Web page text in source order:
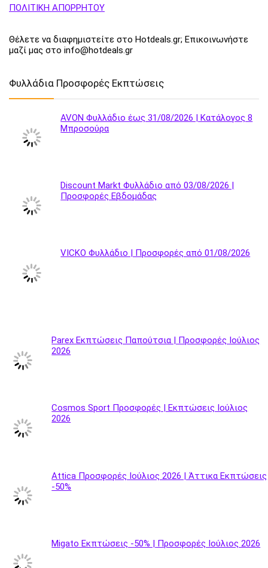
ΠΟΛΙΤΙΚΗ ΑΠΟΡΡΗΤΟΥ
Θέλετε να διαφημιστείτε στο Hotdeals.gr; Επικοινωνήστε
μαζί μας στο info@hotdeals.gr
Φυλλάδια Προσφορές Εκπτώσεις
AVON Φυλλάδιο έως 31/08/2026 | Κατάλογος 8
Μπροσούρα
Discount Markt Φυλλάδιο από 03/08/2026 |
Προσφορές Εβδομάδας
VICKO Φυλλάδιο | Προσφορές από 01/08/2026
Parex Εκπτώσεις Παπούτσια | Προσφορές Ιούλιος
2026
Cosmos Sport Προσφορές | Εκπτώσεις Ιούλιος
2026
Attica Προσφορές Ιούλιος 2026 | Άττικα Εκπτώσεις
-50%
Migato Εκπτώσεις -50% | Προσφορές Ιούλιος 2026